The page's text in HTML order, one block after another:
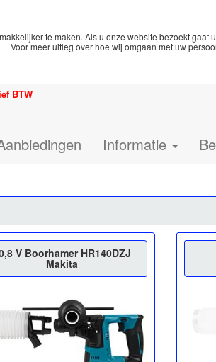
te maken. Als u onze website bezoekt
Voor meer uitleg over hoe wij omgaan met uw
BTW
Informatie
V Boorhamer HR140DZJ
Makita